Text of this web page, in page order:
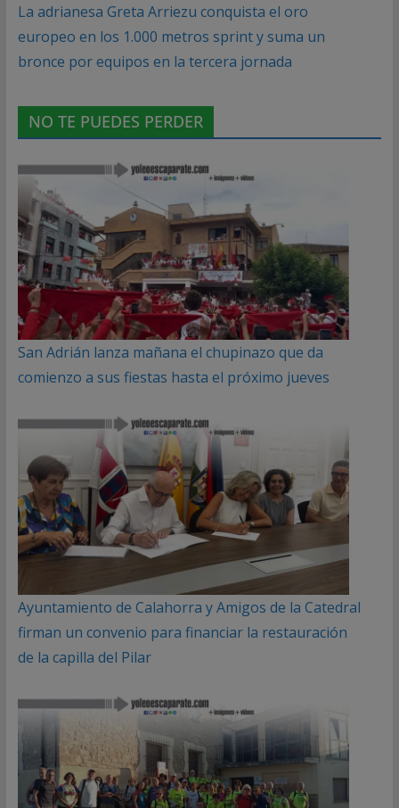
La adrianesa Greta Arriezu conquista el oro
europeo en los 1.000 metros sprint y suma un
bronce por equipos en la tercera jornada
NO TE PUEDES PERDER
San Adrián lanza mañana el chupinazo que da
comienzo a sus fiestas hasta el próximo jueves
Ayuntamiento de Calahorra y Amigos de la Catedral
firman un convenio para financiar la restauración
de la capilla del Pilar